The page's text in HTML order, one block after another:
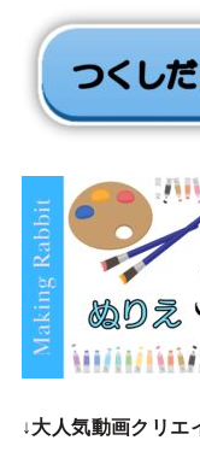
↓大人気動画クリエ